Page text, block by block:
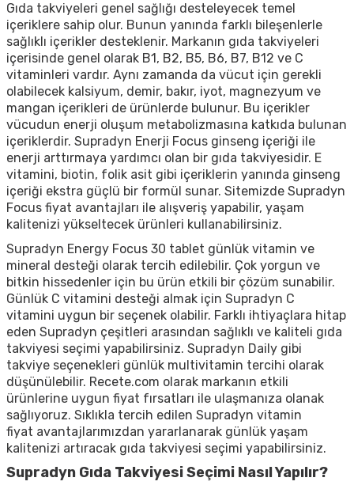
Gıda takviyeleri genel sağlığı desteleyecek temel
içeriklere sahip olur. Bunun yanında farklı bileşenlerle
sağlıklı içerikler desteklenir. Markanın gıda takviyeleri
içerisinde genel olarak B1, B2, B5, B6, B7, B12 ve C
vitaminleri vardır. Aynı zamanda da vücut için gerekli
olabilecek kalsiyum, demir, bakır, iyot, magnezyum ve
mangan içerikleri de ürünlerde bulunur. Bu içerikler
vücudun enerji oluşum metabolizmasına katkıda bulunan
içeriklerdir. Supradyn Enerji Focus ginseng içeriği ile
enerji arttırmaya yardımcı olan bir gıda takviyesidir. E
vitamini, biotin, folik asit gibi içeriklerin yanında ginseng
içeriği ekstra güçlü bir formül sunar. Sitemizde Supradyn
Focus fiyat avantajları ile alışveriş yapabilir, yaşam
kalitenizi yükseltecek ürünleri kullanabilirsiniz.
Supradyn Energy Focus 30 tablet günlük vitamin ve
mineral desteği olarak tercih edilebilir. Çok yorgun ve
bitkin hissedenler için bu ürün etkili bir çözüm sunabilir.
Günlük C vitamini desteği almak için Supradyn C
vitamini uygun bir seçenek olabilir. Farklı ihtiyaçlara hitap
eden Supradyn çeşitleri arasından sağlıklı ve kaliteli gıda
takviyesi seçimi yapabilirsiniz. Supradyn Daily gibi
takviye seçenekleri günlük multivitamin tercihi olarak
düşünülebilir. Recete.com olarak markanın etkili
ürünlerine uygun fiyat fırsatları ile ulaşmanıza olanak
sağlıyoruz. Sıklıkla tercih edilen Supradyn vitamin
fiyat avantajlarımızdan yararlanarak günlük yaşam
kalitenizi artıracak gıda takviyesi seçimi yapabilirsiniz.
Supradyn Gıda Takviyesi Seçimi Nasıl Yapılır?